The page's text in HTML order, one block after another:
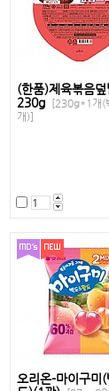
(한품)제육볶음덮
230g
[230g*1개(
개)]
오리온-마이구미(